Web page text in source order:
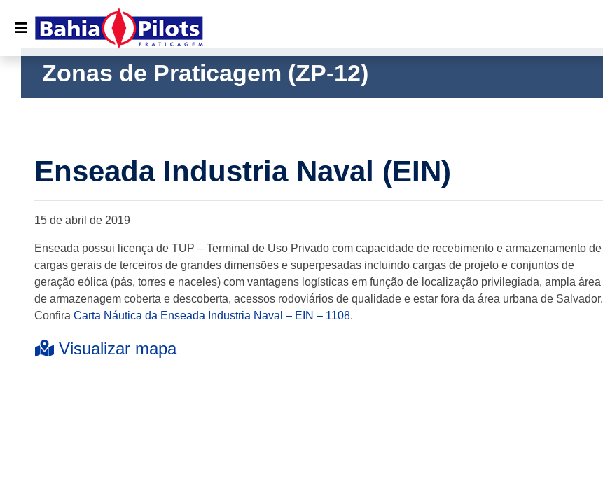
Zonas de Praticagem (ZP-12)
Enseada Industria Naval (EIN)
15 de abril de 2019
Enseada possui licença de TUP – Terminal de Uso Privado com capacidade de recebimento e armazenamento de
cargas gerais de terceiros de grandes dimensões e superpesadas incluindo cargas de projeto e conjuntos de
geração eólica (pás, torres e naceles) com vantagens logísticas em função de localização privilegiada, ampla área
de armazenagem coberta e descoberta, acessos rodoviários de qualidade e estar fora da área urbana de Salvador.
Confira Carta Náutica da Enseada Industria Naval – EIN – 1108.
Visualizar mapa